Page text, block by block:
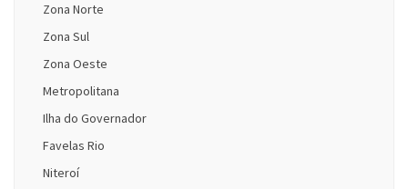
Zona Norte
Zona Sul
Zona Oeste
Metropolitana
Ilha do Governador
Favelas Rio
Niteroí